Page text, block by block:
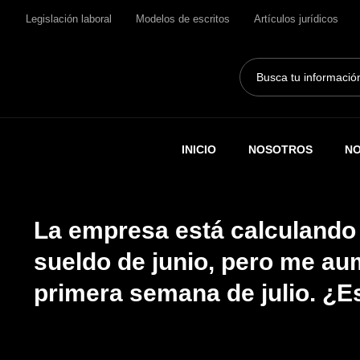
Legislación laboral Modelos de escritos Artículos jurídicos
Search
...
INICIO NOSOTROS
La empresa está
sueldo de junio, pero me
primera semana de julio.